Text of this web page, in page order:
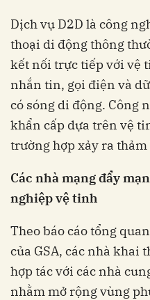
Dịch vụ D2D là công
thoại di động thông
kết nối trực tiếp với vệ
nhắn tin, gọi điện và
có sóng di động. Công
khẩn cấp dựa trên vệ
trường hợp xảy ra thảm
Các nhà mạng đẩy
nghiệp vệ tinh
Theo báo cáo tổng
của GSA, các nhà khai
hợp tác với các nhà
nhằm mở rộng vùng